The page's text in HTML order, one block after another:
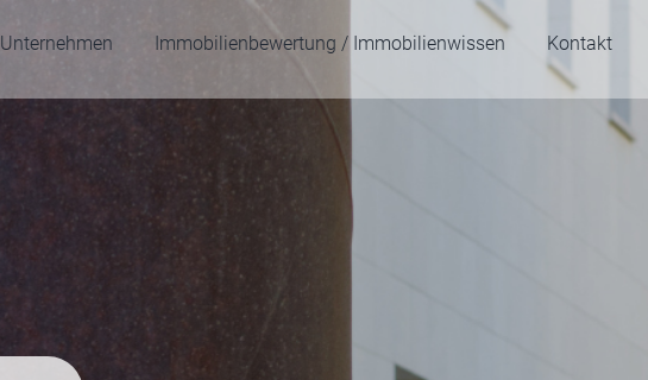
Unternehmen Immobilienbewertung / Immobilienwissen Kontakt